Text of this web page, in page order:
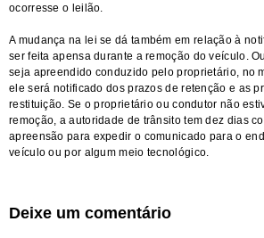
ocorresse o leilão.
A mudança na lei se dá também em relação à
ser feita apensa durante a remoção do veículo.
seja apreendido conduzido pelo proprietário, no
ele será notificado dos prazos de retenção e as
restituição. Se o proprietário ou condutor não
remoção, a autoridade de trânsito tem dez dias
apreensão para expedir o comunicado para o
veículo ou por algum meio tecnológico.
Deixe um comentário